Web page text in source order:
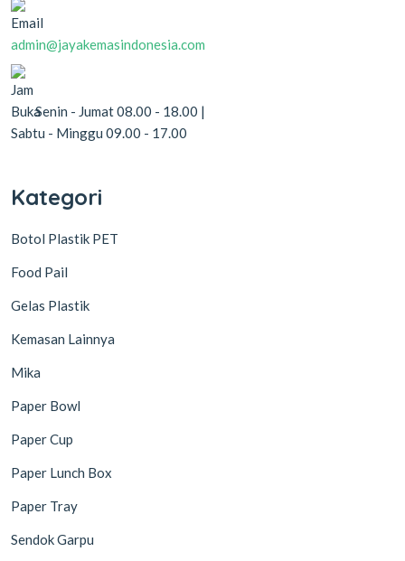
admin@jayakemasindonesia.com
Senin - Jumat 08.00 - 18.00 |
Sabtu - Minggu 09.00 - 17.00
Kategori
Botol Plastik PET
Food Pail
Gelas Plastik
Kemasan Lainnya
Mika
Paper Bowl
Paper Cup
Paper Lunch Box
Paper Tray
Sendok Garpu